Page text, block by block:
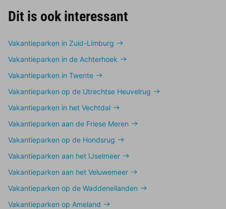
Dit is ook interessant
Vakantieparken in Zuid-Limburg
Vakantieparken in de Achterhoek
Vakantieparken in Twente
Vakantieparken op de Utrechtse Heuvelrug
Vakantieparken in het Vechtdal
Vakantieparken aan de Friese Meren
Vakantieparken op de Hondsrug
Vakantieparken aan het IJselmeer
Vakantieparken aan het Veluwemeer
Vakantieparken op de Waddeneilanden
Vakantieparken op Ameland